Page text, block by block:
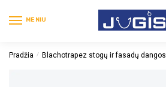
MENIU
Pradžia / Blachotrapez stogų ir fasadų dangos